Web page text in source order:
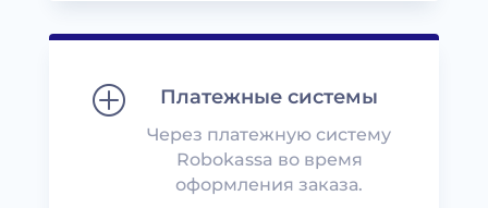
P Платежные системы
Через платежную систему
Robokassa во время
оформления заказа.